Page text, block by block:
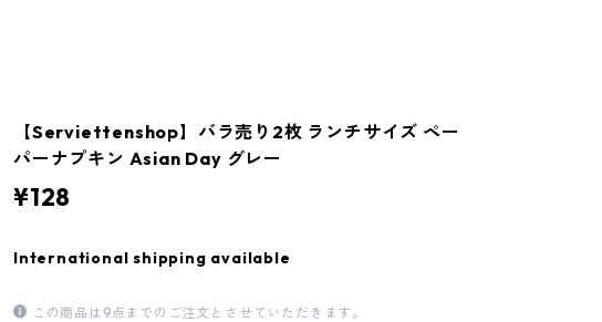
【Serviettenshop】バラ売り2枚 ランチサイズ ペー
パーナプキン Asian Day グレー
¥128
International shipping available
この商品は9点までのご注文とさせていただきます。